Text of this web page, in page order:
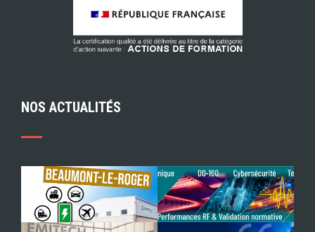
NOS ACTUALITÉS